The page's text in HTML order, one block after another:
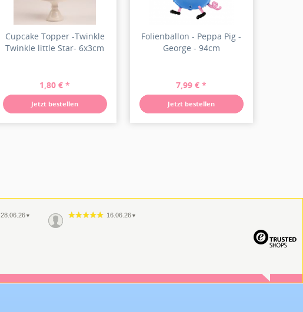
Cupcake Topper -Twinkle
Twinkle little Star- 6x3cm
1,80 € *
Jetzt bestellen
Folienballon - Peppa Pig -
George - 94cm
7,99 € *
Jetzt bestellen
28.06.26 ▼ 16.06.26 ▼